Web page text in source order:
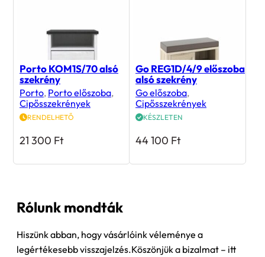
Porto KOM1S/70 alsó
szekrény
Porto, Porto előszoba,
Cipősszekrények
RENDELHETŐ
21 300 Ft
Go REG1D/4/9 előszoba
alsó szekrény
Go előszoba,
Cipősszekrények
KÉSZLETEN
44 100 Ft
Rólunk mondták
Hiszünk abban, hogy vásárlóink véleménye a
legértékesebb visszajelzés.Köszönjük a bizalmat – itt